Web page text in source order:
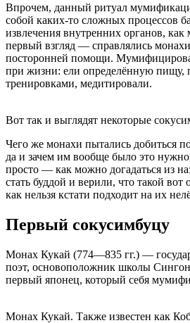
Впрочем, данный ритуал
собой каких-то сложных процессов
извлечения внутренних органов, как
первый взгляд — справлялись
посторонней помощи.
при жизни: ели определённую пищу,
тренировками, медитировали.
Вот так и выглядят некоторые
Чего же монахи пытались добиться
да и зачем им вообще было это
просто — как можно догадаться из
стать буддой и верили, что такой
как нельзя кстати подходит на их
Первый сокусимбуцу
Монах Кукай (774—835 гг.) —
поэт, основоположник школы Сингон
первый японец, который себя
Монах Кукай. Также известен как